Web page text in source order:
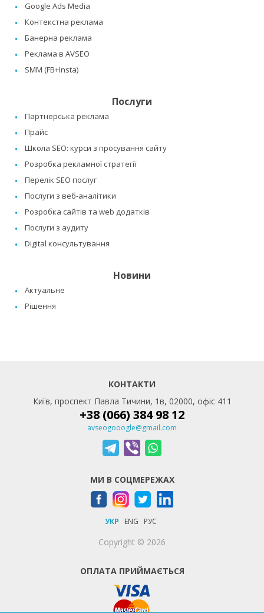
Google Ads Media
Контекстна реклама
Банерна реклама
Реклама в AVSEO
SMM (FB+Insta)
Послуги
Партнерська реклама
Прайс
Школа SEO: курси з просування сайту
Розробка рекламної стратегії
Перелік SEO послуг
Послуги з веб-аналітики
Розробка сайтів та web додатків
Послуги з аудиту
Digital консультування
Новини
Актуальне
Рішення
КОНТАКТИ
Київ, проспект Павла Тичини, 1в, 02000, офіс 411
+38 (066) 384 98 12
avseogooogle@gmail.com
МИ В СОЦМЕРЕЖАХ
УКР ENG РУС
Copyright © 2026
ОПЛАТА ПРИЙМАЄТЬСЯ